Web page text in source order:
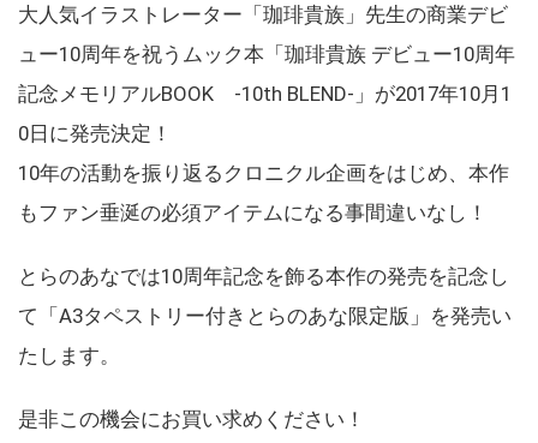
大人気イラストレーター「珈琲貴族」先生の商業デビ
ュー10周年を祝うムック本「珈琲貴族 デビュー10周年
記念メモリアルBOOK -10th BLEND-」が2017年10月1
0日に発売決定！
10年の活動を振り返るクロニクル企画をはじめ、本作
もファン垂涎の必須アイテムになる事間違いなし！
とらのあなでは10周年記念を飾る本作の発売を記念し
て「A3タペストリー付きとらのあな限定版」を発売い
たします。
是非この機会にお買い求めください！